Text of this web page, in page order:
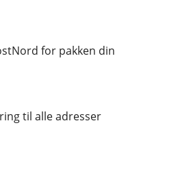
for pakken din
til alle adresser